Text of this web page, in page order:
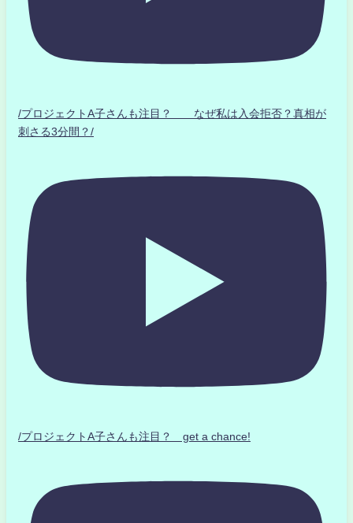
/プロジェクトA子さんも注目？ なぜ私は入会拒否？真相が
刺さる3分間？/
/プロジェクトA子さんも注目？ get a chance!